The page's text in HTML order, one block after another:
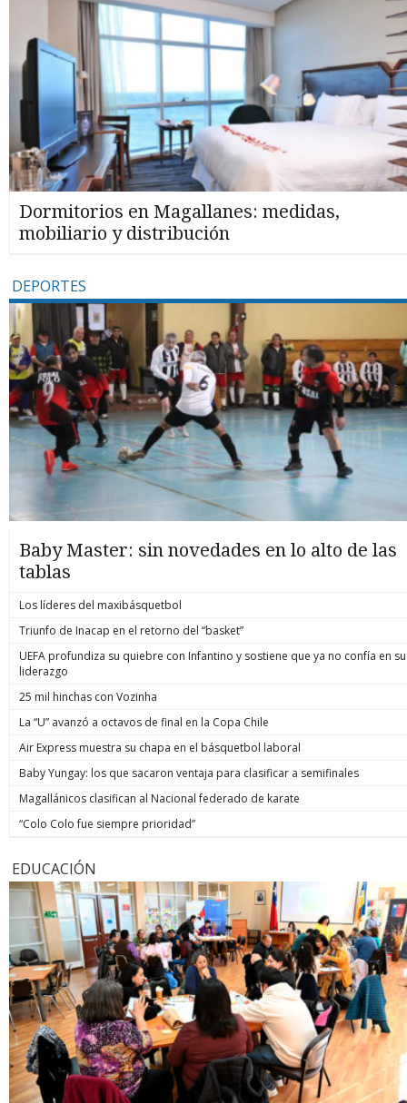
Dormitorios en Magallanes: medidas,
mobiliario y distribución
DEPORTES
Baby Master: sin novedades en lo alto de las
tablas
Los líderes del maxibásquetbol
Triunfo de Inacap en el retorno del “basket”
UEFA profundiza su quiebre con Infantino y sostiene que ya no confía en su
liderazgo
25 mil hinchas con Vozinha
La “U” avanzó a octavos de final en la Copa Chile
Air Express muestra su chapa en el básquetbol laboral
Baby Yungay: los que sacaron ventaja para clasificar a semifinales
Magallánicos clasifican al Nacional federado de karate
“Colo Colo fue siempre prioridad”
EDUCACIÓN